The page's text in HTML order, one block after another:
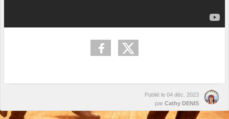
Publié le 04 déc. 2023
par Cathy DENIS